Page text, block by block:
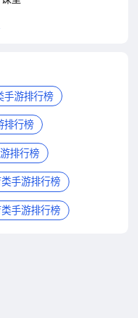
手游排行榜
排行榜
排行榜
手游排行榜
手游排行榜